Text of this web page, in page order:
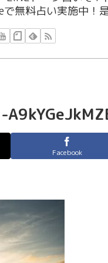
で無料占い実施中！
Facebook